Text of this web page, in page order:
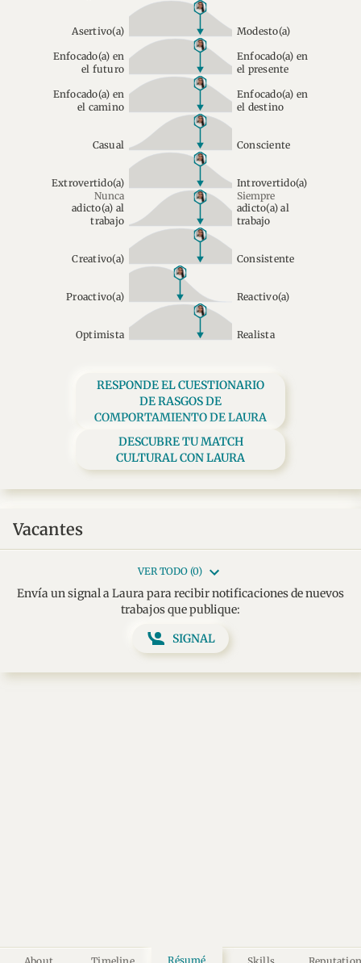
Résumé
Asertivo(a) Modesto(a)
Enfocado(a) en
el futuro
Enfocado(a) en
el presente
Enfocado(a) en
el camino
Enfocado(a) en
el destino
Casual Consciente
Extrovertido(a)
Introvertido(a)
Nunca
adicto(a) al
trabajo
Siempre
adicto(a) al
trabajo
Creativo(a) Consistente
Proactivo(a) Reactivo(a)
Optimista Realista
RESPONDE EL CUESTIONARIO
DE RASGOS DE
COMPORTAMIENTO DE LAURA
DESCUBRE TU MATCH
CULTURAL CON LAURA
Vacantes
VER TODO (0)
Envía un signal a Laura para recibir notificaciones de nuevos
trabajos que publique:
SIGNAL